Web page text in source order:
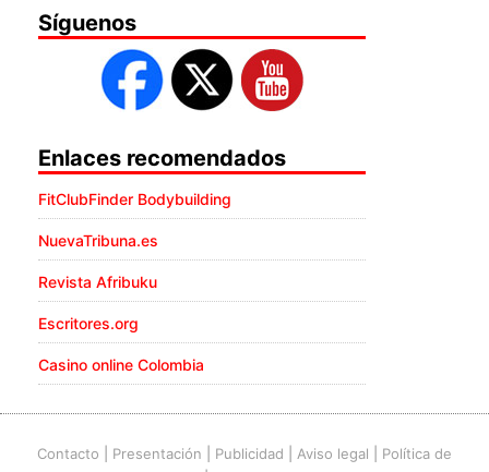
Síguenos
Enlaces recomendados
FitClubFinder Bodybuilding
NuevaTribuna.es
Revista Afribuku
Escritores.org
Casino online Colombia
Contacto Presentación Publicidad Aviso legal
Política de